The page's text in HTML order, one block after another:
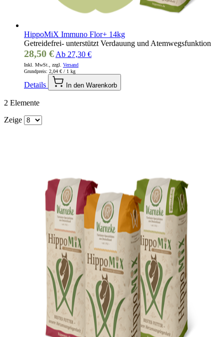
HippoMiX Immuno Flor+ 14kg
Getreidefrei- unterstützt Verdauung und Atemwegsfunktion
28,50 € Ab 27,30 €
Inkl. MwSt., zzgl. Versand
Grundpreis: 2,04 € / 1 kg
Details In den Warenkorb
2 Elemente
Zeige